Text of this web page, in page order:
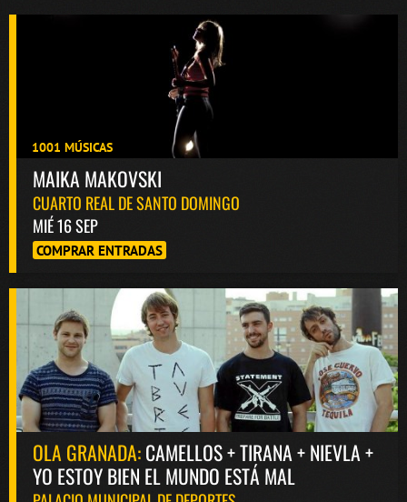
1001 MÚSICAS
MAIKA MAKOVSKI
CUARTO REAL DE SANTO DOMINGO
MIÉ 16 SEP
COMPRAR ENTRADAS
OLA GRANADA:CAMELLOS + TIRANA + NIEVLA +
YO ESTOY BIEN EL MUNDO ESTÁ MAL